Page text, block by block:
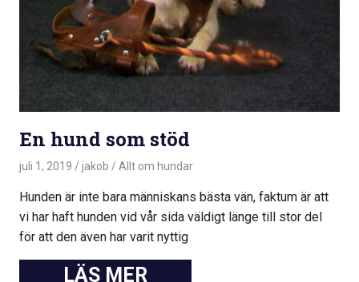
En hund som stöd
juli 1, 2019 jakob Allt om hundar
Hunden är inte bara människans bästa vän, faktum är att
vi har haft hunden vid vår sida väldigt länge till stor del
för att den även har varit nyttig